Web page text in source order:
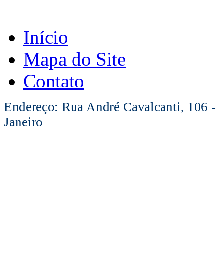
Início
Mapa do Site
Contato
Endereço: Rua André Cavalcanti, 106
Janeiro